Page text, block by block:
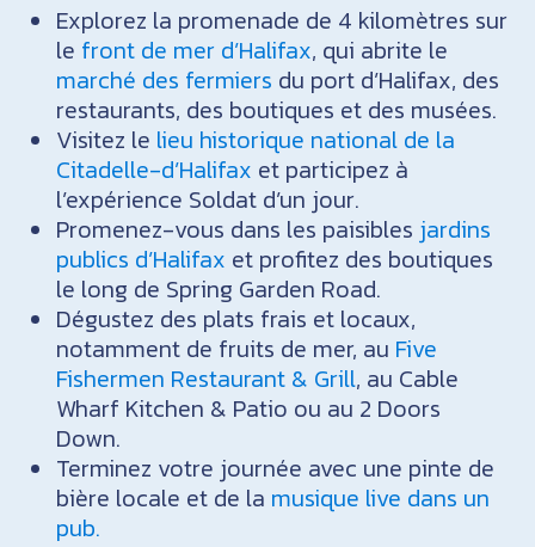
Explorez la promenade de 4 kilomètres sur
le front de mer d’Halifax, qui abrite le
marché des fermiers du port d’Halifax, des
restaurants, des boutiques et des musées.
Visitez le lieu historique national de la
Citadelle-d’Halifax et participez à
l’expérience Soldat d’un jour.
Promenez-vous dans les paisibles jardins
publics d’Halifax et profitez des boutiques
le long de Spring Garden Road.
Dégustez des plats frais et locaux,
notamment de fruits de mer, au Five
Fishermen Restaurant & Grill, au Cable
Wharf Kitchen & Patio ou au 2 Doors
Down.
Terminez votre journée avec une pinte de
bière locale et de la musique live dans un
pub.